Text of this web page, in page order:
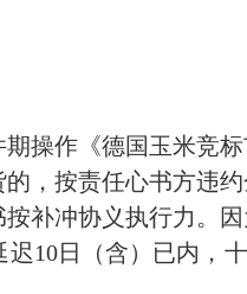
期操作《德国玉米竞
，按责任心书方违
补冲协义执行力。
10日（含）已内，